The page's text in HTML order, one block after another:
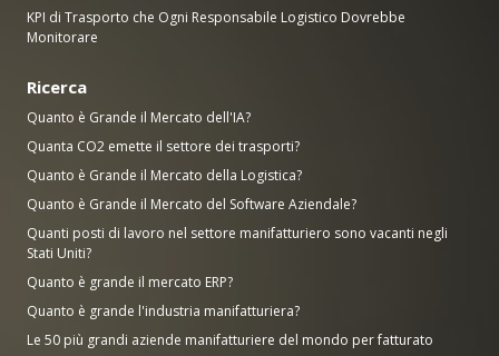
KPI di Trasporto che Ogni Responsabile Logistico Dovrebbe
Monitorare
Ricerca
Quanto è Grande il Mercato dell'IA?
Quanta CO2 emette il settore dei trasporti?
Quanto è Grande il Mercato della Logistica?
Quanto è Grande il Mercato del Software Aziendale?
Quanti posti di lavoro nel settore manifatturiero sono vacanti negli
Stati Uniti?
Quanto è grande il mercato ERP?
Quanto è grande l'industria manifatturiera?
Le 50 più grandi aziende manifatturiere del mondo per fatturato